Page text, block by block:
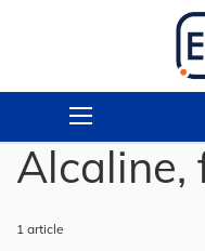
Alcaline,
1 article